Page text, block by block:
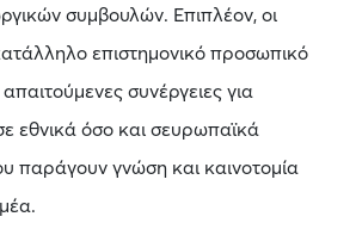
συμβουλών. Επιπλέον, οι
επιστημονικό προσωπικό
συνέργειες για
εθνικά όσο και σευρωπαϊκά
παράγουν γνώση και καινοτομία